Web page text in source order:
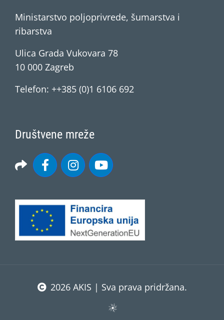
Ministarstvo poljoprivrede, šumarstva i
ribarstva
Ulica Grada Vukovara 78
10 000 Zagreb
Telefon: ++385 (0)1 6106 692
Društvene mreže
2026 AKIS | Sva prava pridržana.